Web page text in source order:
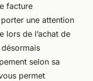
facture
une attention
lors de l’achat de
selon sa
permet